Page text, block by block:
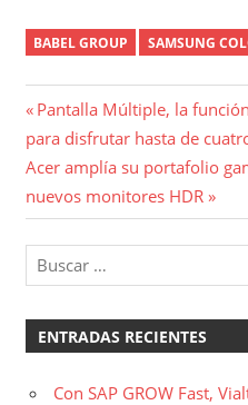
BABEL GROUP SAMSUNG
Navegación
de
entradas
Entrada
anterior:
Pantalla Múltiple, la
para disfrutar hasta de
Entrada
siguiente:
Acer amplía su portafolio
nuevos monitores HDR
ENTRADAS RECIENTES
Con SAP GROW Fast,